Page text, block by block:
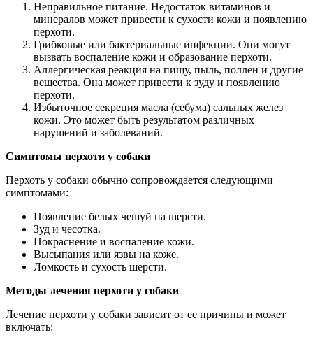
Неправильное питание. Недостаток витаминов и
минералов может привести к сухости кожи и появлению
перхоти.
Грибковые или бактериальные инфекции. Они могут
вызвать воспаление кожи и образование перхоти.
Аллергическая реакция на пищу, пыль, поллен и другие
вещества. Она может привести к зуду и появлению
перхоти.
Избыточное секреция масла (себума) сальных желез
кожи. Это может быть результатом различных
нарушений и заболеваний.
Симптомы перхоти у собаки
Перхоть у собаки обычно сопровождается следующими
симптомами:
Появление белых чешуй на шерсти.
Зуд и чесотка.
Покраснение и воспаление кожи.
Высыпания или язвы на коже.
Ломкость и сухость шерсти.
Методы лечения перхоти у собаки
Лечение перхоти у собаки зависит от ее причины и может
включать: